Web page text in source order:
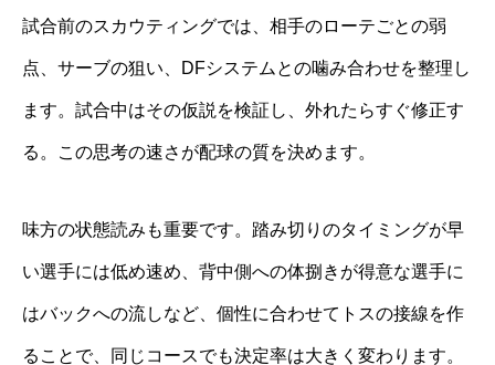
試合前のスカウティングでは、相手のローテごとの弱
点、サーブの狙い、DFシステムとの噛み合わせを整理し
ます。試合中はその仮説を検証し、外れたらすぐ修正す
る。この思考の速さが配球の質を決めます。
味方の状態読みも重要です。踏み切りのタイミングが早
い選手には低め速め、背中側への体捌きが得意な選手に
はバックへの流しなど、個性に合わせてトスの接線を作
ることで、同じコースでも決定率は大きく変わります。